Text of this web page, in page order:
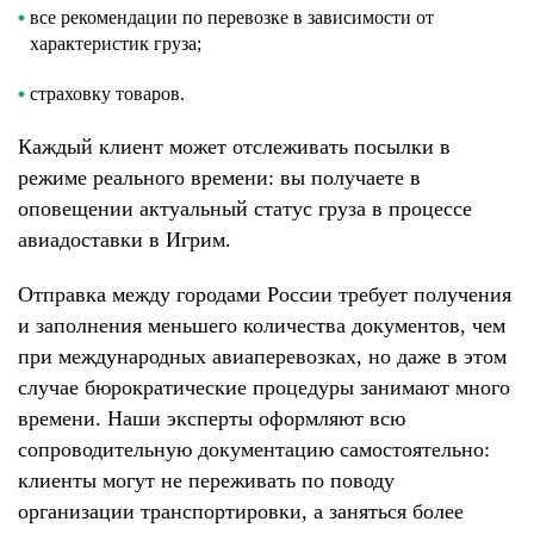
все рекомендации по перевозке в зависимости от
характеристик груза;
страховку товаров.
Каждый клиент может отслеживать посылки в
режиме реального времени: вы получаете в
оповещении актуальный статус груза в процессе
авиадоставки в Игрим.
Отправка между городами России требует получения
и заполнения меньшего количества документов, чем
при международных авиаперевозках, но даже в этом
случае бюрократические процедуры занимают много
времени. Наши эксперты оформляют всю
сопроводительную документацию самостоятельно:
клиенты могут не переживать по поводу
организации транспортировки, а заняться более